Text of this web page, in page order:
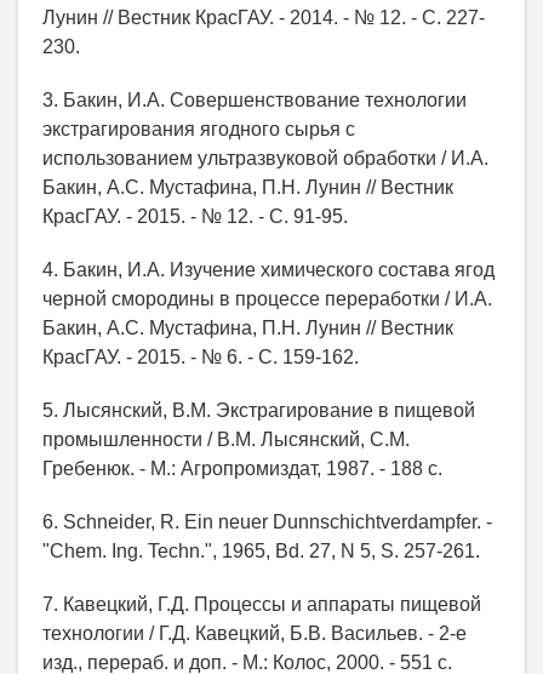
Лунин // Вестник КрасГАУ. - 2014. - № 12. - С. 227-
230.
3. Бакин, И.А. Совершенствование технологии
экстрагирования ягодного сырья с
использованием ультразвуковой обработки / И.А.
Бакин, А.С. Мустафина, П.Н. Лунин // Вестник
КрасГАУ. - 2015. - № 12. - С. 91-95.
4. Бакин, И.А. Изучение химического состава ягод
черной смородины в процессе переработки / И.А.
Бакин, А.С. Мустафина, П.Н. Лунин // Вестник
КрасГАУ. - 2015. - № 6. - С. 159-162.
5. Лысянский, В.М. Экстрагирование в пищевой
промышленности / В.М. Лысянский, С.М.
Гребенюк. - М.: Агропромиздат, 1987. - 188 с.
6. Schneider, R. Ein neuer Dunnschichtverdampfer. -
"Chem. Ing. Techn.", 1965, Bd. 27, N 5, S. 257-261.
7. Кавецкий, Г.Д. Процессы и аппараты пищевой
технологии / Г.Д. Кавецкий, Б.В. Васильев. - 2-е
изд., перераб. и доп. - М.: Колос, 2000. - 551 с.